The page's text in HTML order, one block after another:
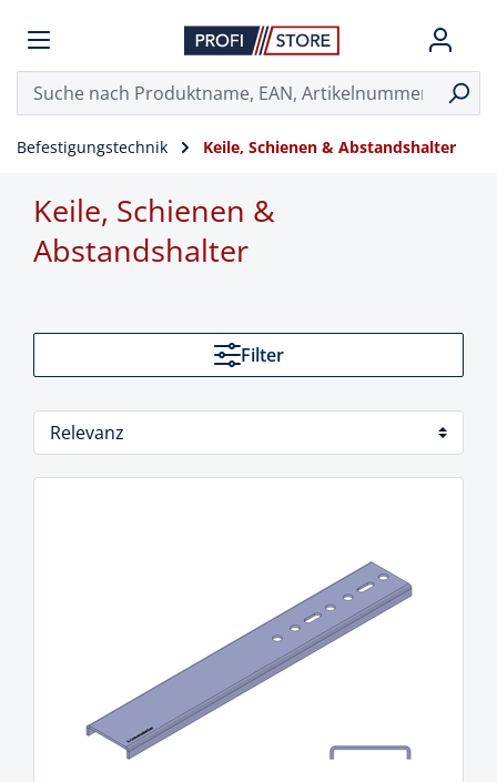
Befestigungstechnik Keile, Schienen & Abstandshalter
Keile, Schienen &
Abstandshalter
Filter